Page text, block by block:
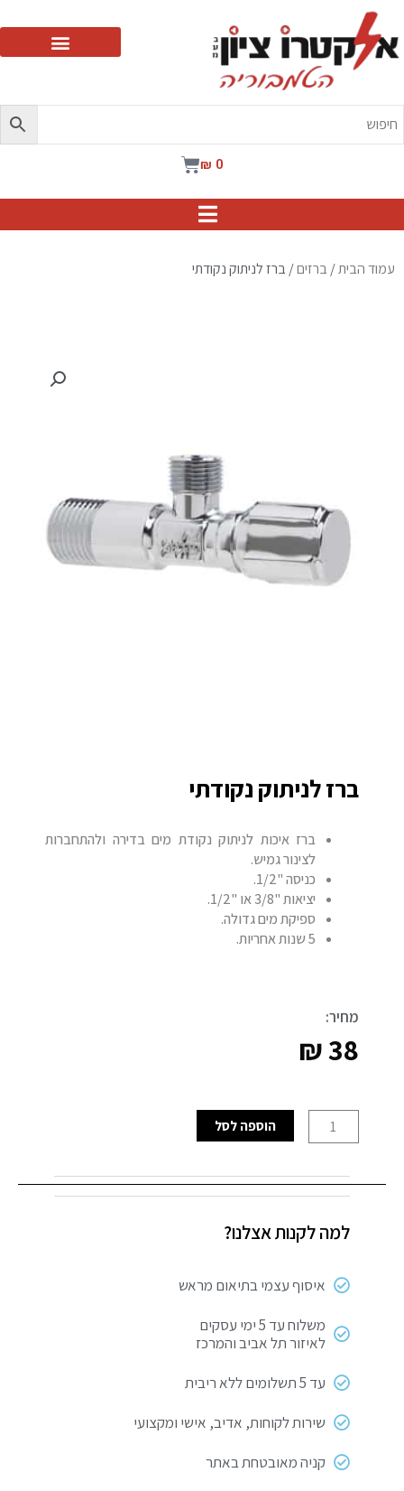
₪ 0
עגלת
עמוד הבית/ ברזים/ ברז לניתוק נקודתי
ברז לניתוק נקודתי
ברז איכות לניתוק נקודת מים בדירה ולהתחברות
לצינור גמיש.
כניסה "1/2.
יציאות "3/8 או "1/2.
ספיקת מים גדולה.
5 שנות אחריות.
מחיר:
₪38
של
לניתוק
הוספה לסל
למה לקנות אצלנו?
איסוף עצמי בתיאום מראש
משלוח עד 5 ימי עסקים
לאיזור תל אביב והמרכז
עד 5 תשלומים ללא ריבית
שירות לקוחות, אדיב, אישי ומקצועי
קניה מאובטחת באתר